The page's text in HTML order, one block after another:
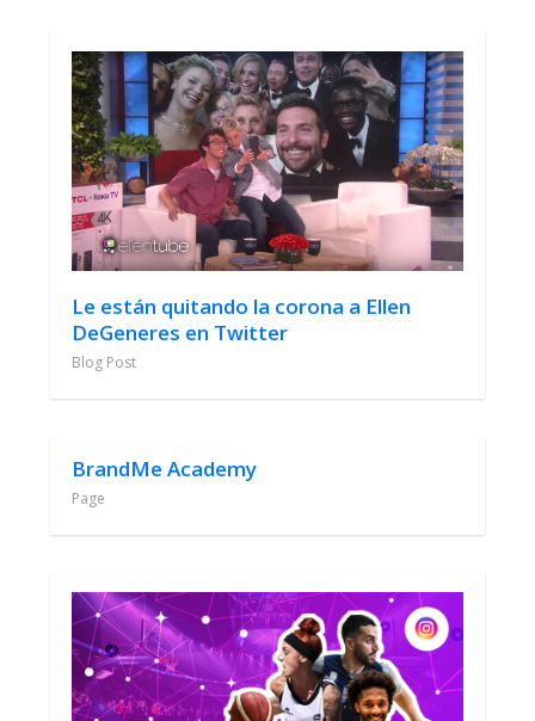
Le están quitando la corona a Ellen
DeGeneres en Twitter
Blog Post
BrandMe Academy
Page